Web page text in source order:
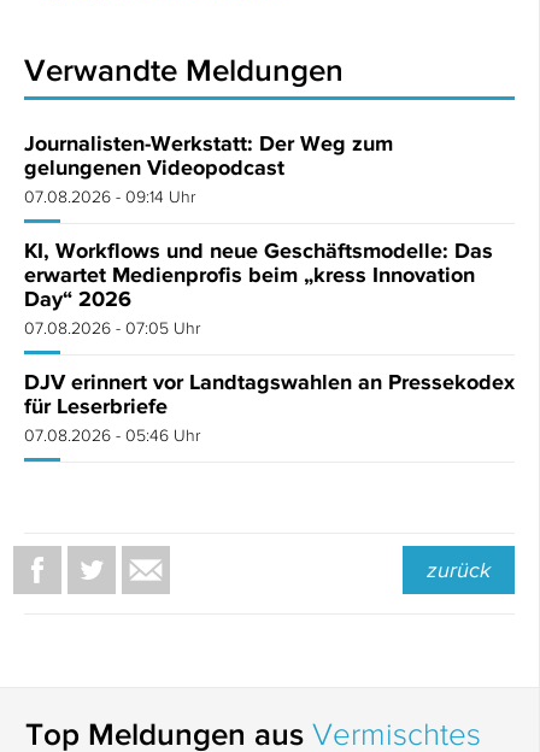
Verwandte Meldungen
Journalisten-Werkstatt: Der Weg zum
gelungenen Videopodcast
07.08.2026 - 09:14 Uhr
KI, Workflows und neue Geschäftsmodelle: Das
erwartet Medienprofis beim „kress Innovation
Day“ 2026
07.08.2026 - 07:05 Uhr
DJV erinnert vor Landtagswahlen an Pressekodex
für Leserbriefe
07.08.2026 - 05:46 Uhr
zurück
Top Meldungen aus Vermischtes